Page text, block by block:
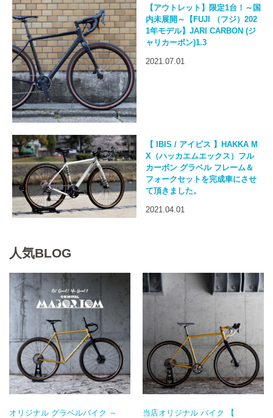
【アウトレット】限定1台！～国
内未展開～【FUJI （フジ）202
1年モデル】JARI CARBON (ジ
ャリカーボン)1.3
2021.07.01
【 IBIS / アイビス 】HAKKA M
X（ハッカエムエックス）フル
カーボン グラベル フレーム＆
フォークセットを完成車にさせ
て頂きました。
2021.04.01
人気BLOG
オリジナル グラベルバイク ～
当店オリジナル バイク 【